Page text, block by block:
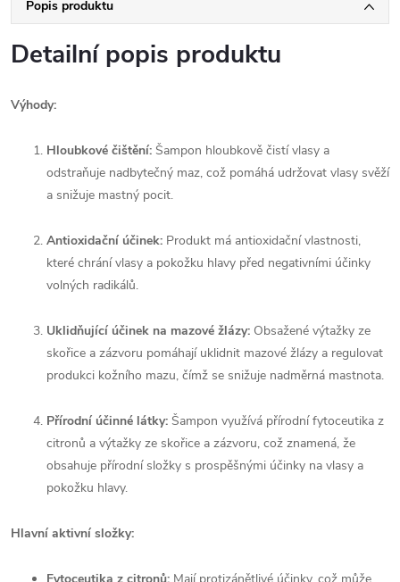
Popis produktu
Detailní popis produktu
Výhody:
Hloubkové čištění: Šampon hloubkově čistí vlasy a
odstraňuje nadbytečný maz, což pomáhá udržovat vlasy svěží
a snižuje mastný pocit.
Antioxidační účinek: Produkt má antioxidační vlastnosti,
které chrání vlasy a pokožku hlavy před negativními účinky
volných radikálů.
Uklidňující účinek na mazové žlázy: Obsažené výtažky ze
skořice a zázvoru pomáhají uklidnit mazové žlázy a regulovat
produkci kožního mazu, čímž se snižuje nadměrná mastnota.
Přírodní účinné látky: Šampon využívá přírodní fytoceutika z
citronů a výtažky ze skořice a zázvoru, což znamená, že
obsahuje přírodní složky s prospěšnými účinky na vlasy a
pokožku hlavy.
Hlavní aktivní složky: